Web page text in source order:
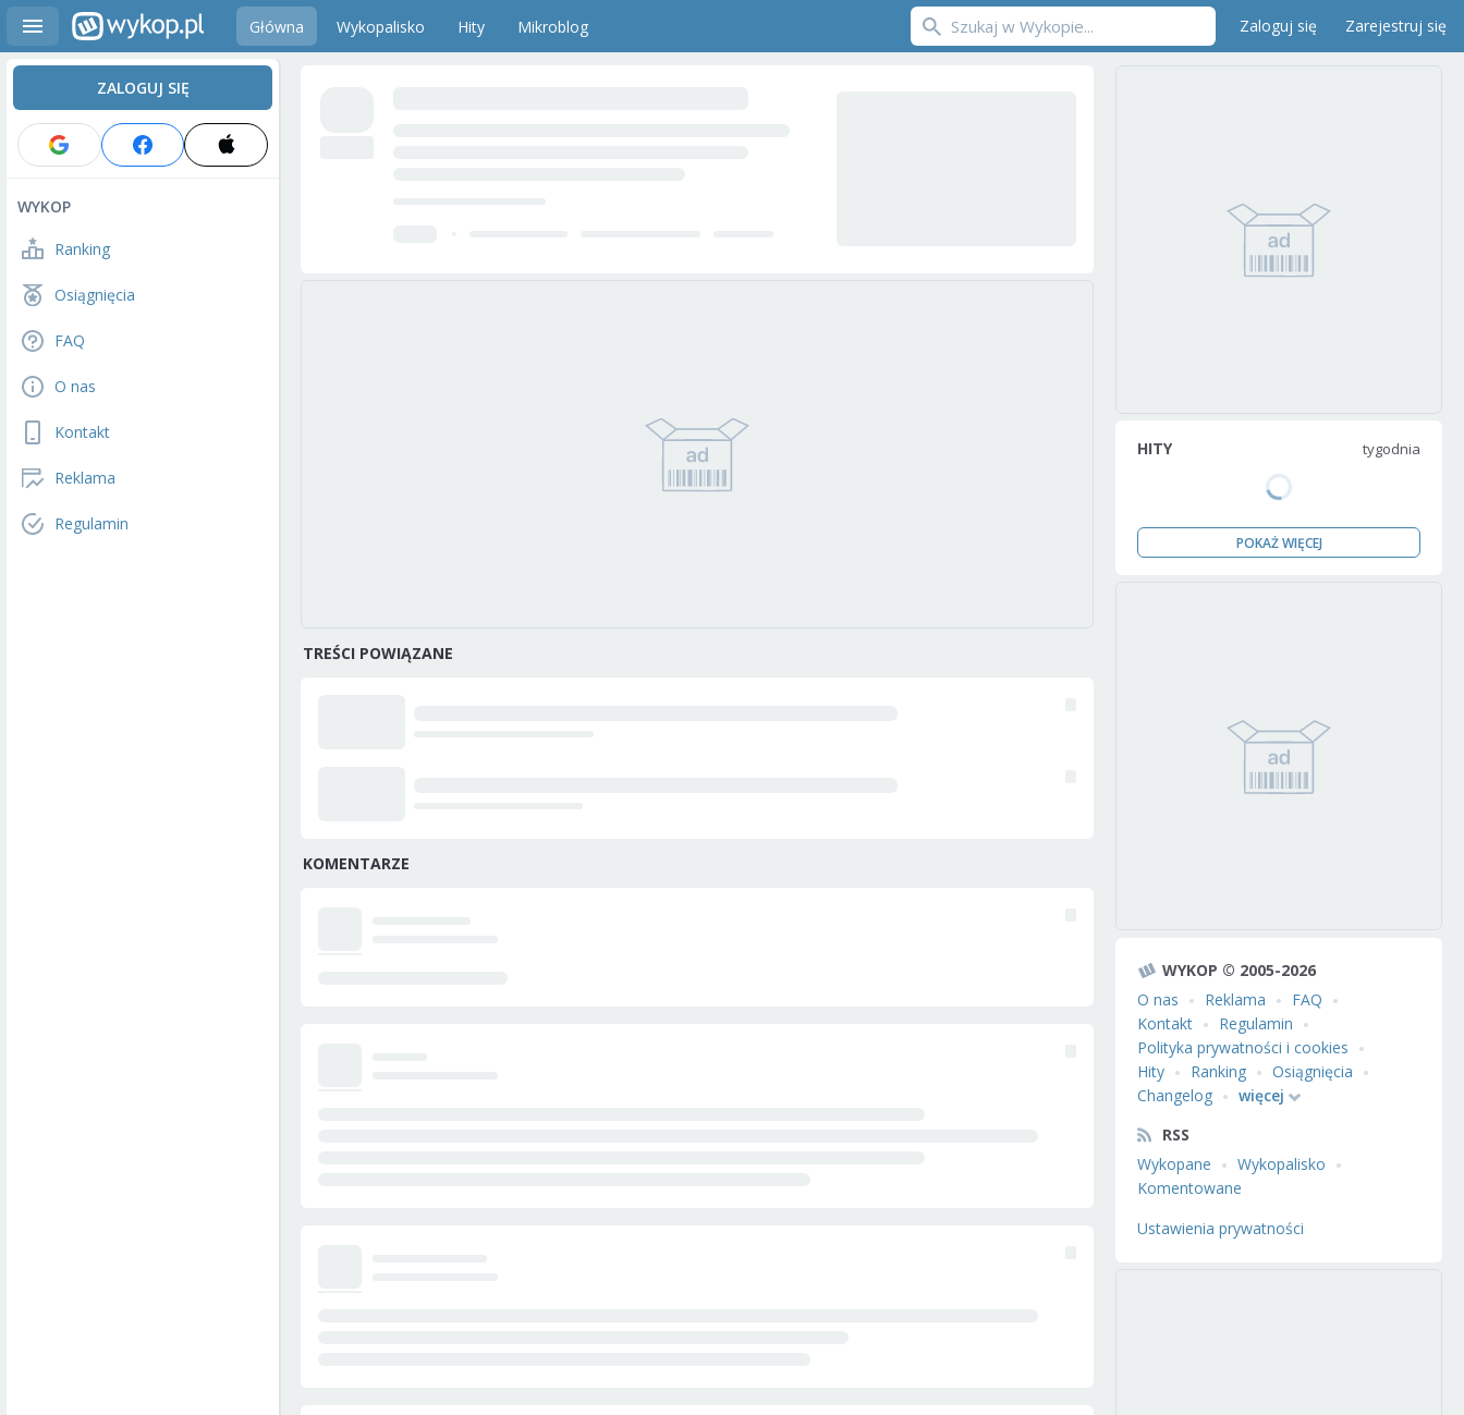
Główna Wykopalisko Hity Mikroblog Zaloguj się Zarejestruj się
ZALOGUJ SIĘ
WYKOP
Ranking
Osiągnięcia
FAQ
O nas
Kontakt
Reklama
Regulamin
TREŚCI POWIĄZANE
KOMENTARZE
HITY tygodnia
POKAŻ WIĘCEJ
WYKOP © 2005-2026
O nas
Reklama
FAQ
Kontakt
Regulamin
Polityka prywatności i cookies
Hity
Ranking
Osiągnięcia
Changelog
więcej
RSS
Wykopane
Wykopalisko
Komentowane
Ustawienia prywatności